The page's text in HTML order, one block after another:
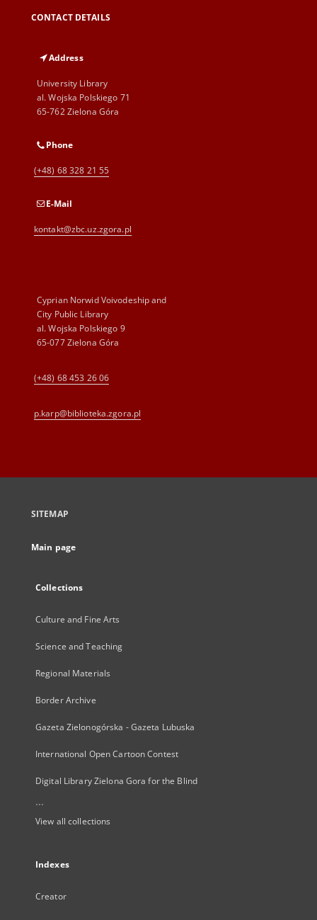
CONTACT DETAILS
Address
University Library
al. Wojska Polskiego 71
65-762 Zielona Góra
Phone
(+48) 68 328 21 55
E-Mail
kontakt@zbc.uz.zgora.pl
Cyprian Norwid Voivodeship and
City Public Library
al. Wojska Polskiego 9
65-077 Zielona Góra
(+48) 68 453 26 06
p.karp@biblioteka.zgora.pl
SITEMAP
Main page
Collections
Culture and Fine Arts
Science and Teaching
Regional Materials
Border Archive
Gazeta Zielonogórska - Gazeta Lubuska
International Open Cartoon Contest
Digital Library Zielona Gora for the Blind
...
View all collections
Indexes
Creator